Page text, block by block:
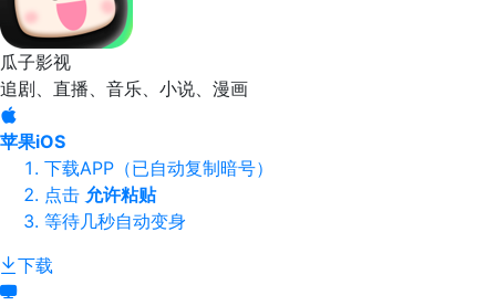
瓜子影视
追剧、直播、音乐、小说、漫画
苹果iOS
下载APP（已自动复制暗号）
点击 允许粘贴
等待几秒自动变身
下载